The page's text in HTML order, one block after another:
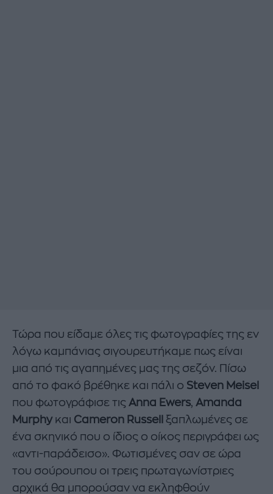
Τώρα που είδαμε όλες τις φωτογραφίες της εν
λόγω καμπάνιας σιγουρευτήκαμε πως είναι
μια από τις αγαπημένες μας της σεζόν. Πίσω
από το φακό βρέθηκε και πάλι ο Steven Meisel
που φωτογράφισε τις Anna Ewers, Amanda
Murphy και Cameron Russell
ξαπλωμένες σε
ένα σκηνικό που ο ίδιος ο οίκος περιγράφει ως
«αντι-παράδεισο». Φωτισμένες σαν σε ώρα
του σούρουπου οι τρεις πρωταγωνίστριες
αρχικά θα μπορούσαν να εκληφθούν